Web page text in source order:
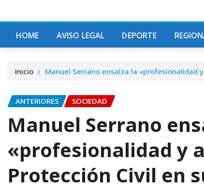
HOME AVISO LEGAL DEPORTE
Inicio Manuel Serrano ensalza la «profesionalidad
ANTERIORES SOCIEDAD
Manuel Serrano
«profesionalidad y
Protección Civil en